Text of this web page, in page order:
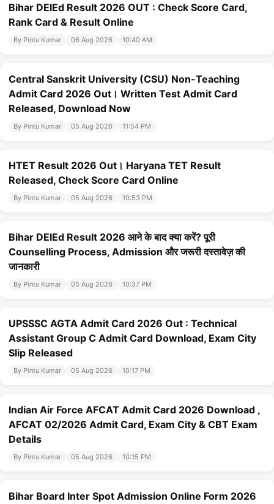
Bihar DElEd Result 2026 OUT : Check Score Card,
Rank Card & Result Online
By Pintu Kumar 06 Aug 2026 10:40 AM
Central Sanskrit University (CSU) Non-Teaching
Admit Card 2026 Out। Written Test Admit Card
Released, Download Now
By Pintu Kumar 05 Aug 2026 11:54 PM
HTET Result 2026 Out। Haryana TET Result
Released, Check Score Card Online
By Pintu Kumar 05 Aug 2026 10:53 PM
Bihar DElEd Result 2026 आने के बाद क्या करें? पूरी
Counselling Process, Admission और जरूरी दस्तावेज़ की
जानकारी
By Pintu Kumar 05 Aug 2026 10:37 PM
UPSSSC AGTA Admit Card 2026 Out : Technical
Assistant Group C Admit Card Download, Exam City
Slip Released
By Pintu Kumar 05 Aug 2026 10:17 PM
Indian Air Force AFCAT Admit Card 2026 Download ,
AFCAT 02/2026 Admit Card, Exam City & CBT Exam
Details
By Pintu Kumar 05 Aug 2026 10:15 PM
Bihar Board Inter Spot Admission Online Form 2026